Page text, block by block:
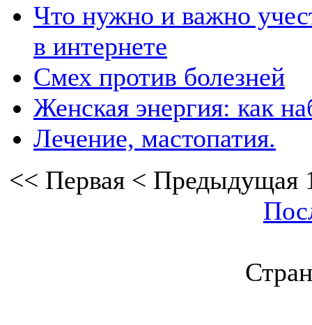
Что нужно и важно
в интернете
Смех против болезней
Женская энергия: как
Лечение, мастопатия.
<< Первая < Предыдущая